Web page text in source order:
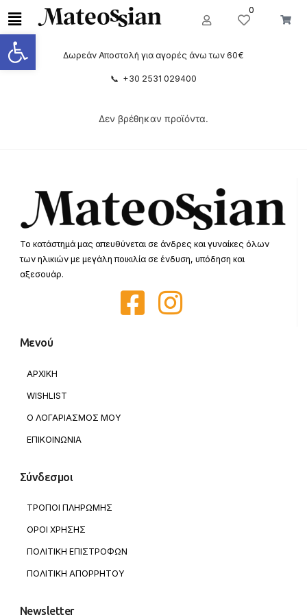
Ανοίξτε τη γραμμή εργαλείων
0
Δωρεάν Αποστολή για αγορές άνω των 60€
📞 +30 2531 029400
Δεν βρέθηκαν προϊόντα.
Το κατάστημά μας απευθύνεται σε άνδρες και γυναίκες όλων
των ηλικιών με μεγάλη ποικιλία σε ένδυση, υπόδηση και
αξεσουάρ.
Μενού
ΑΡΧΙΚΗ
WISHLIST
Ο ΛΟΓΑΡΙΑΣΜΟΣ ΜΟΥ
ΕΠΙΚΟΙΝΩΝΙΑ
Σύνδεσμοι
ΤΡΟΠΟΙ ΠΛΗΡΩΜΗΣ
ΟΡΟΙ ΧΡΗΣΗΣ
ΠΟΛΙΤΙΚΗ ΕΠΙΣΤΡΟΦΩΝ
ΠΟΛΙΤΙΚΗ ΑΠΟΡΡΗΤΟΥ
Newsletter